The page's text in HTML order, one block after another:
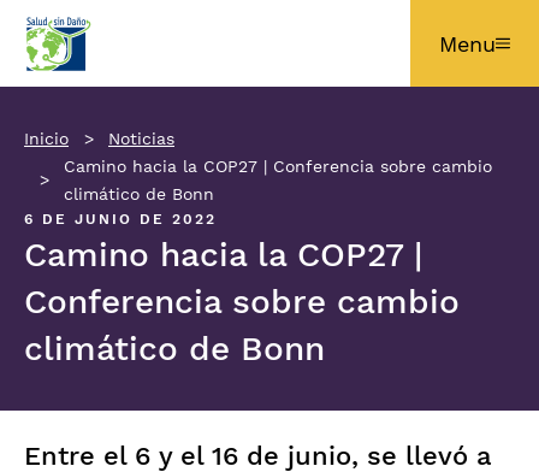
Pasar al contenido principal
Menu
Inicio
Noticias
Camino hacia la COP27 | Conferencia sobre cambio
climático de Bonn
6 DE JUNIO DE 2022
Camino hacia la COP27 |
Conferencia sobre cambio
climático de Bonn
Entre el 6 y el 16 de junio, se llevó a